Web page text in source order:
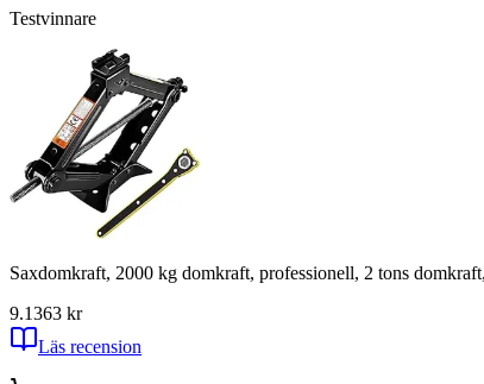
Testvinnare
Saxdomkraft, 2000 kg domkraft, professionell, 2 tons
9.1363 kr
Läs recension